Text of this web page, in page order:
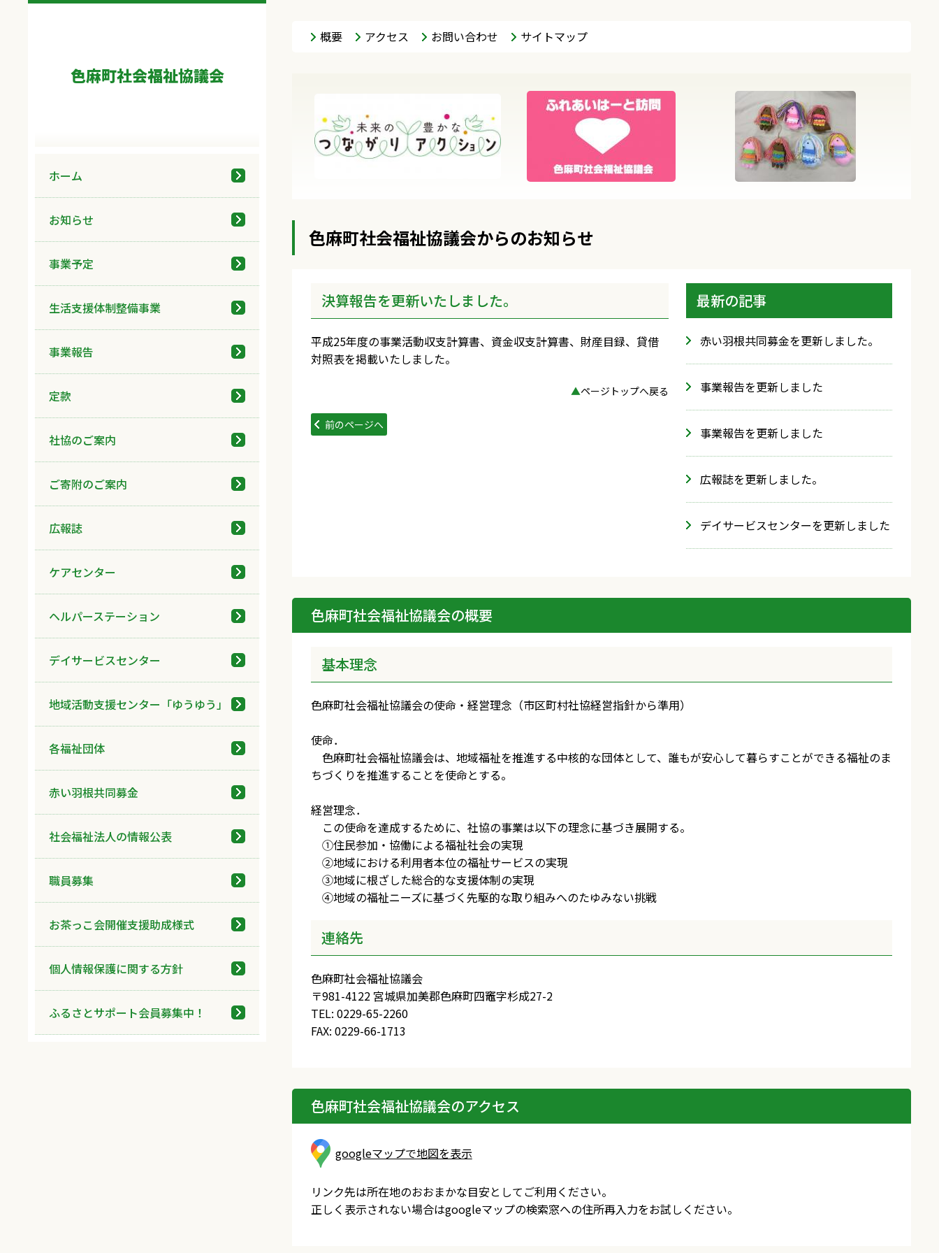
色麻町社会福祉協議会
ホーム
お知らせ
事業予定
生活支援体制整備事業
事業報告
定款
社協のご案内
ご寄附のご案内
広報誌
ケアセンター
ヘルパーステーション
デイサービスセンター
地域活動支援センター「ゆうゆう」
各福祉団体
赤い羽根共同募金
社会福祉法人の情報公表
職員募集
お茶っこ会開催支援助成様式
個人情報保護に関する方針
ふるさとサポート会員募集中！
概要 アクセス お問い合わせ サイトマップ
色麻町社会福祉協議会からのお知らせ
決算報告を更新いたしました。
平成25年度の事業活動収支計算書、資金収支計算書、財産目録、貸借
対照表を掲載いたしました。
▲ページトップへ戻る
前のページへ
最新の記事
赤い羽根共同募金を更新しました。
事業報告を更新しました
事業報告を更新しました
広報誌を更新しました。
デイサービスセンターを更新しました
色麻町社会福祉協議会の概要
基本理念
色麻町社会福祉協議会の使命・経営理念（市区町村社協経営指針から準用）
使命．
色麻町社会福祉協議会は、地域福祉を推進する中核的な団体として、誰もが安心して暮らすことができる福祉のま
ちづくりを推進することを使命とする。
経営理念．
この使命を達成するために、社協の事業は以下の理念に基づき展開する。
①住民参加・協働による福祉社会の実現
②地域における利用者本位の福祉サービスの実現
③地域に根ざした総合的な支援体制の実現
④地域の福祉ニーズに基づく先駆的な取り組みへのたゆみない挑戦
連絡先
色麻町社会福祉協議会
〒981-4122 宮城県加美郡色麻町四竈字杉成27-2
TEL: 0229-65-2260
FAX: 0229-66-1713
色麻町社会福祉協議会のアクセス
googleマップで地図を表示
リンク先は所在地のおおまかな目安としてご利用ください。
正しく表示されない場合はgoogleマップの検索窓への住所再入力をお試しください。